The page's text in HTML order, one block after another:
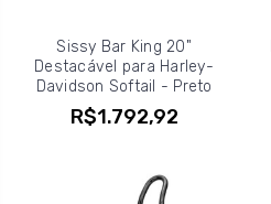
Sissy Bar King 20"
Destacável para Harley-
Davidson Softail - Preto
R$1.792,92